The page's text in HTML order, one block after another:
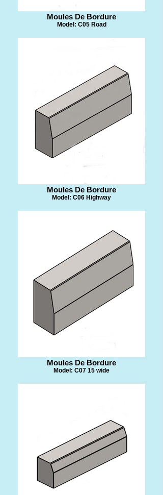
​Moules De Bordure
Model: C05 Road
​Moules De Bordure
Model: C06 Highway
​Moules De Bordure
Model: C07 15 wide